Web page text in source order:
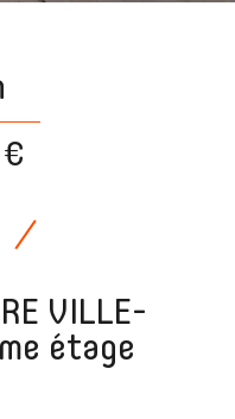
VILLE-
étage